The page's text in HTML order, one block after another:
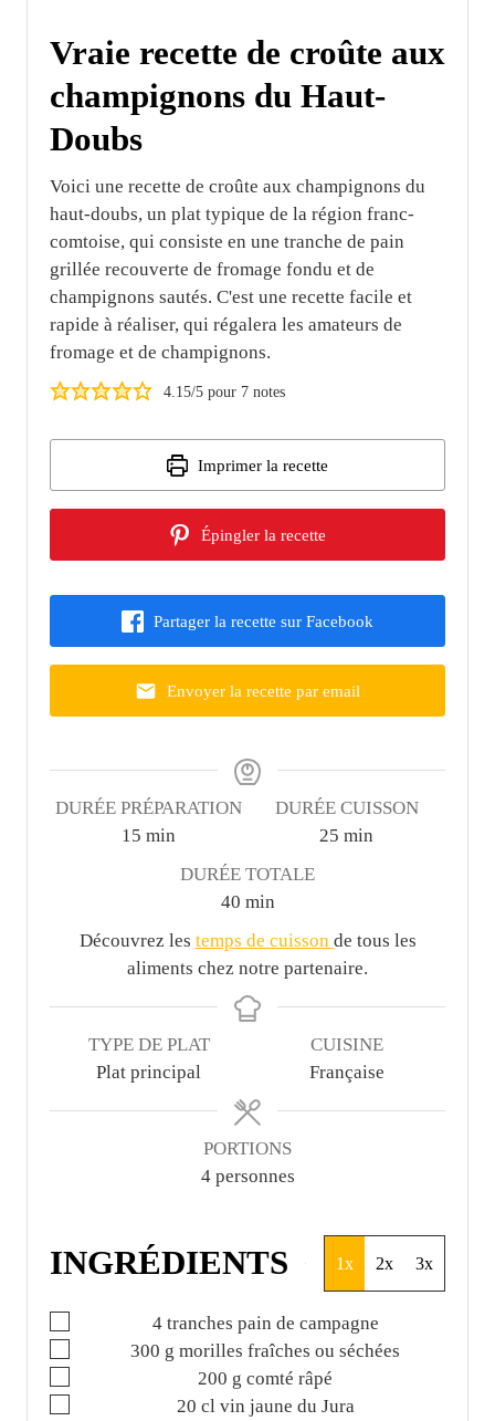
Vraie recette de croûte aux
champignons du Haut-
Doubs
Voici une recette de croûte aux champignons du
haut-doubs, un plat typique de la région franc-
comtoise, qui consiste en une tranche de pain
grillée recouverte de fromage fondu et de
champignons sautés. C'est une recette facile et
rapide à réaliser, qui régalera les amateurs de
fromage et de champignons.
4.15/5 pour 7 notes
Imprimer la recette
Épingler la recette
Partager la recette sur Facebook
Envoyer la recette par email
DURÉE PRÉPARATION
15 m
t
e
min
DURÉE CUISSON
25 m
t
e
min
DURÉE TOTALE
40m
n
t
min
Découvrez les temps de cuisson de tous les
aliments chez notre partenaire.
TYPE DE PLAT
Plat principal
CUISINE
Française
PORTIONS
4 personnes
INGRÉDIENTS 1x 2x 3x
4 tranches pain de campagne
300 g morilles fraîches ou séchées
200 g comté râpé
20 cl vin jaune du Jura